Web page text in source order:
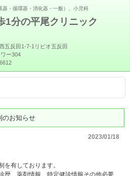
器・循環器・消化器・一般）、小児科
1分の平尾クリニック
五反田1-7-1リビオ五反田
ー304
のお知らせ
2023/01/18
を有しております。
歴、薬剤情報、特定健診情報その他必要